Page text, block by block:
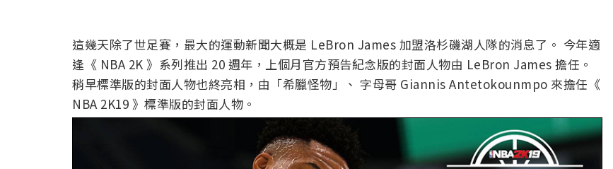
這幾天除了世足賽，最大的運動新聞大概是 LeBron James 加盟洛杉磯湖人隊的消息了。 今年適
逢《 NBA 2K 》系列推出 20 週年，上個月官方預告紀念版的封面人物由 LeBron James 擔任。
稍早標準版的封面人物也終亮相，由「希臘怪物」、 字母哥 Giannis Antetokounmpo 來擔任《
NBA 2K19 》標準版的封面人物。